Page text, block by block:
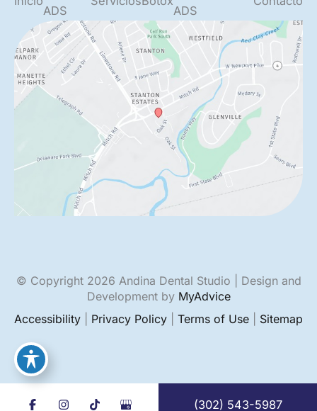
ADS
ADS
© Copyright 2026 Andina Dental Studio | Design and
Development by MyAdvice
Accessibility
Privacy Policy Terms of Use Sitemap
(302) 543-5987